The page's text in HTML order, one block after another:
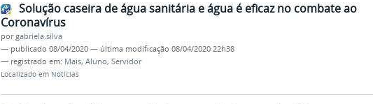
Solução caseira de água sanitária e água é eficaz no combate ao
Coronavírus
porgabriela.silva
— publicado 08/04/2020 — última modificação 08/04/2020 22h38
— registrado em: Mais, Aluno, Servidor
Localizado em Notícias